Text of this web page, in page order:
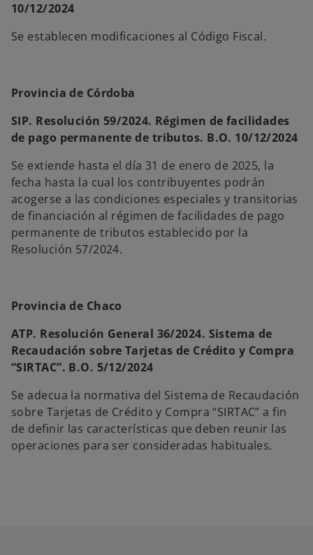
10/12/2024
Se establecen modificaciones al Código Fiscal.
Provincia de Córdoba
SIP. Resolución 59/2024. Régimen de facilidades
de pago permanente de tributos. B.O. 10/12/2024
Se extiende hasta el día 31 de enero de 2025, la
fecha hasta la cual los contribuyentes podrán
acogerse a las condiciones especiales y transitorias
de financiación al régimen de facilidades de pago
permanente de tributos establecido por la
Resolución 57/2024.
Provincia de Chaco
ATP. Resolución General 36/2024. Sistema de
Recaudación sobre Tarjetas de Crédito y Compra
“SIRTAC”. B.O. 5/12/2024
Se adecua la normativa del Sistema de Recaudación
sobre Tarjetas de Crédito y Compra “SIRTAC” a fin
de definir las características que deben reunir las
operaciones para ser consideradas habituales.